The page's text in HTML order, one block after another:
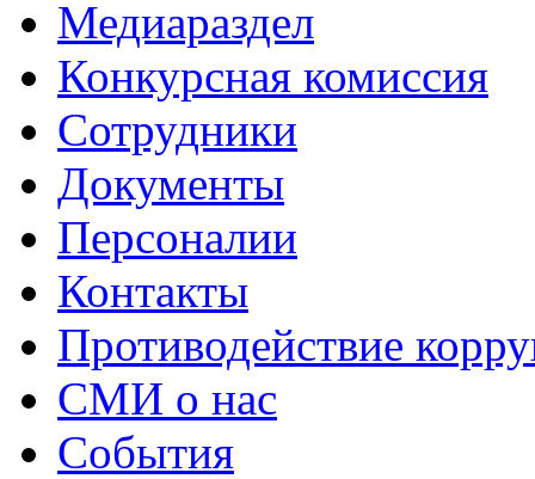
Медиараздел
Конкурсная комиссия
Сотрудники
Документы
Персоналии
Контакты
Противодействие
СМИ о нас
События